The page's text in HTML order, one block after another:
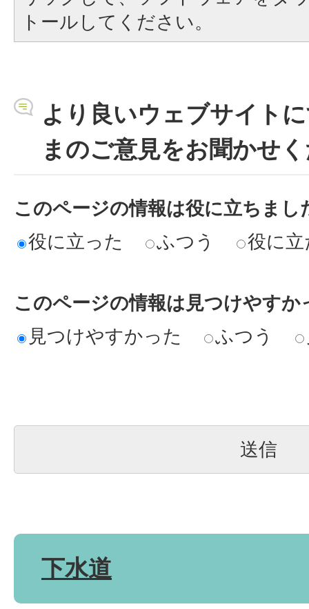
トールしてください。
より良いウェブサイト
まのご意見をお聞かせ
このページの情報は役に立ちまし
役に立った
ふつう 役に
このページの情報は見つけやすか
見つけやすかった
ふつう
下水道